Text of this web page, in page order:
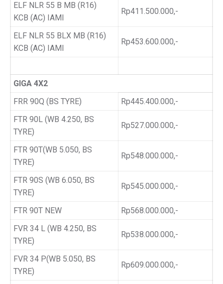
ELF NLR 55 B MB (R16)
KCB (AC) IAMI
Rp411.500.000,-
ELF NLR 55 BLX MB (R16)
KCB (AC) IAMI
Rp453.600.000,-
GIGA 4X2
FRR 90Q (BS TYRE)
Rp445.400.000,-
FTR 90L (WB 4.250, BS
TYRE)
Rp527.000.000,-
FTR 90T(WB 5.050, BS
TYRE)
Rp548.000.000,-
FTR 90S (WB 6.050, BS
TYRE)
Rp545.000.000,-
FTR 90T NEW
Rp568.000.000,-
FVR 34 L (WB 4.250, BS
TYRE)
Rp538.000.000,-
FVR 34 P(WB 5.050, BS
TYRE)
Rp609.000.000,-